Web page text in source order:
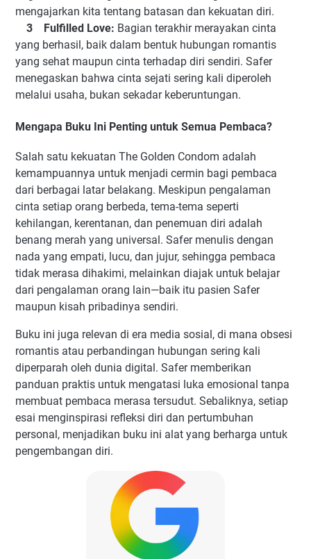
mengajarkan kita tentang batasan dan kekuatan diri.
3 Fulfilled Love: Bagian terakhir merayakan cinta
yang berhasil, baik dalam bentuk hubungan romantis
yang sehat maupun cinta terhadap diri sendiri. Safer
menegaskan bahwa cinta sejati sering kali diperoleh
melalui usaha, bukan sekadar keberuntungan.
Mengapa Buku Ini Penting untuk Semua Pembaca?
Salah satu kekuatan The Golden Condom adalah
kemampuannya untuk menjadi cermin bagi pembaca
dari berbagai latar belakang. Meskipun pengalaman
cinta setiap orang berbeda, tema-tema seperti
kehilangan, kerentanan, dan penemuan diri adalah
benang merah yang universal. Safer menulis dengan
nada yang empati, lucu, dan jujur, sehingga pembaca
tidak merasa dihakimi, melainkan diajak untuk belajar
dari pengalaman orang lain—baik itu pasien Safer
maupun kisah pribadinya sendiri.
Buku ini juga relevan di era media sosial, di mana obsesi
romantis atau perbandingan hubungan sering kali
diperparah oleh dunia digital. Safer memberikan
panduan praktis untuk mengatasi luka emosional tanpa
membuat pembaca merasa tersudut. Sebaliknya, setiap
esai menginspirasi refleksi diri dan pertumbuhan
personal, menjadikan buku ini alat yang berharga untuk
pengembangan diri.